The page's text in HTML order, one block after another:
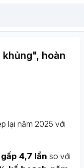
khủng", hoàn
lại năm 2025 với
4,7 lần so với